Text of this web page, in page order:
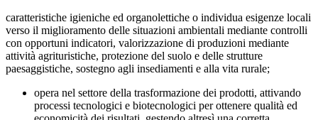
caratteristiche igieniche ed organolettiche o individua esigenze locali
verso il miglioramento delle situazioni ambientali mediante controlli
con opportuni indicatori, valorizzazione di produzioni mediante
attività agrituristiche, protezione del suolo e delle strutture
paesaggistiche, sostegno agli insediamenti e alla vita rurale;
opera nel settore della trasformazione dei prodotti, attivando
processi tecnologici e biotecnologici per ottenere qualità ed